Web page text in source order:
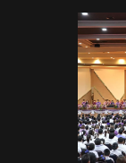
สมัครเรียน